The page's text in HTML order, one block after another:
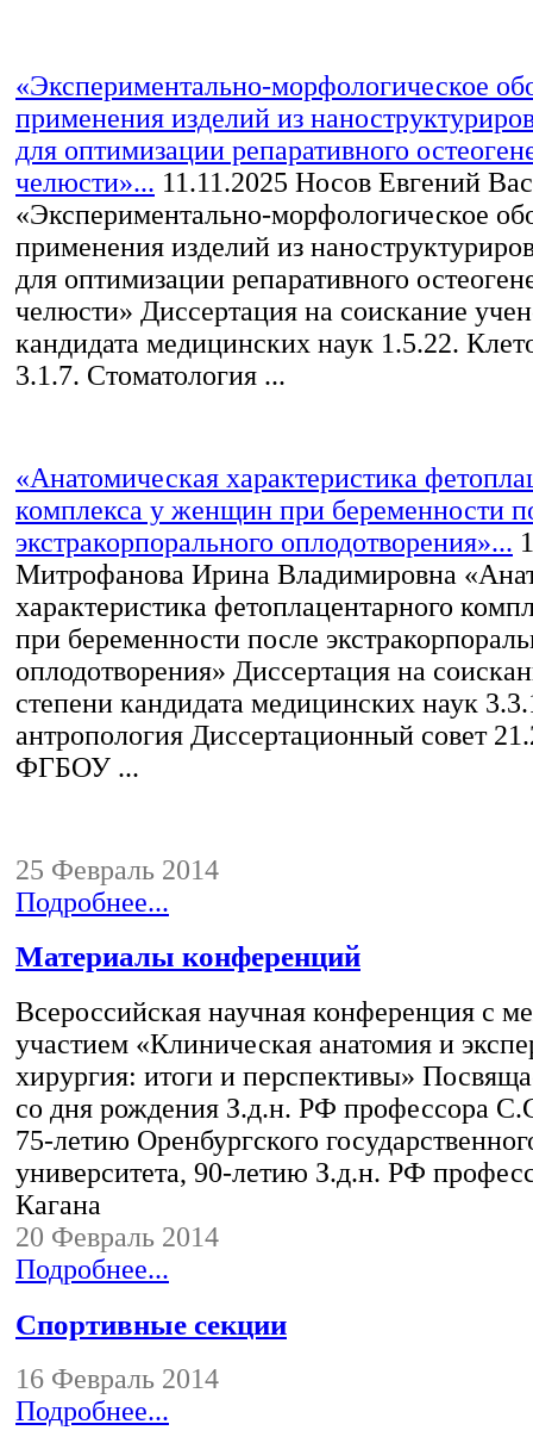
«Экспериментально-морфологическое
применения изделий из
для оптимизации репаративного
челюсти»... 11.11.2025 Носов Евгений
«Экспериментально-морфологическое
применения изделий из
для оптимизации репаративного
челюсти» Диссертация на соискание
кандидата медицинских наук 1.5.22.
3.1.7. Стоматология ...
«Анатомическая характеристика
комплекса у женщин при беременности
экстракорпорального оплодотворения»...
Митрофанова Ирина Владимировна
характеристика фетоплацентарного
при беременности после
оплодотворения» Диссертация на
степени кандидата медицинских наук
антропология Диссертационный совет
ФГБОУ ...
25 Февраль 2014
Подробнее...
Материалы конференций
Всероссийская научная конференция с
участием «Клиническая анатомия и
хирургия: итоги и перспективы»
со дня рождения З.д.н. РФ профессора
75-летию Оренбургского
университета, 90-летию З.д.н. РФ
Кагана
20 Февраль 2014
Подробнее...
Спортивные секции
16 Февраль 2014
Подробнее...